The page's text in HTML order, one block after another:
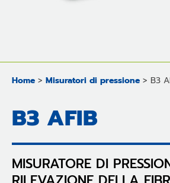
Home > Misuratori di pressione > B3
B3 AFIB
MISURATORE DI